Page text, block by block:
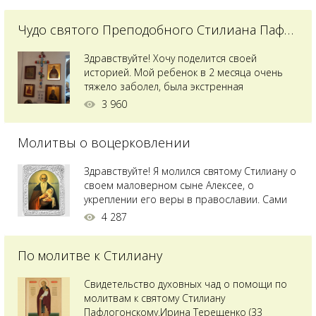
Чудо святого Преподобного Стилиана Пафлагонского
Здравствуйте! Хочу поделится своей
историей. Мой ребенок в 2 месяца очень
тяжело заболел, была экстренная
сложнейшая операция, состояние после
святого Владимира я увидела незнакомую
позже прочитав про него, узнала про
Преподобного...
3 960
Молитвы о воцерковлении
Здравствуйте! Я молился святому Стилиану о
своем маловерном сыне Алексее, о
укреплении его веры в православии. Сами
мы с супругой воцерковлены. Через год
вершину. Приложились к множеству святынь
4 287
По молитве к Стилиану
Свидетельство духовных чад о помощи по
молитвам к святому Стилиану
Пафлогонскому.Ирина Терещенко (33